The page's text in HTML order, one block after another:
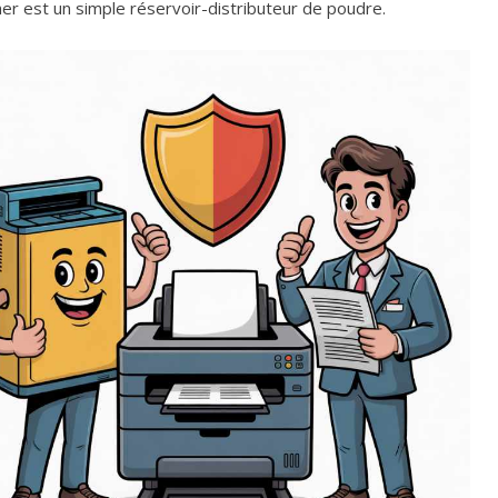
est un simple réservoir-distributeur de poudre.